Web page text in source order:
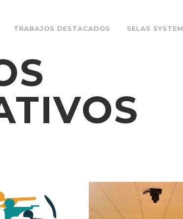
TRABAJOS DESTACADOS SELAS SYSTEM